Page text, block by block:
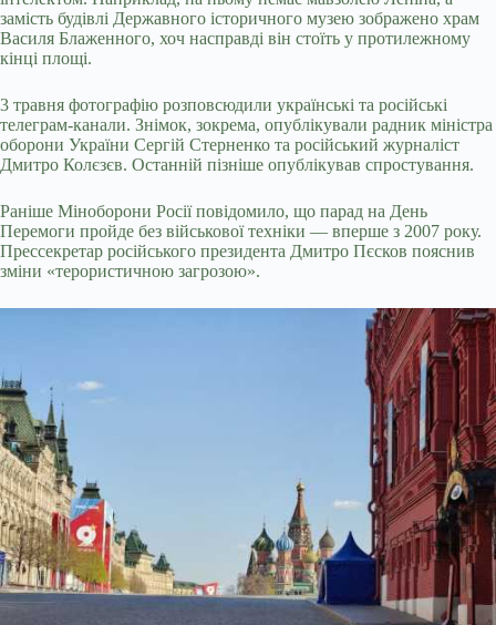
замість будівлі Державного історичного музею зображено храм
Василя Блаженного, хоч насправді він стоїть у протилежному
кінці площі.
3 травня фотографію розповсюдили українські та російські
телеграм-канали. Знімок, зокрема, опублікували радник міністра
оборони України Сергій Стерненко та російський журналіст
Дмитро Колєзєв. Останній пізніше опублікував спростування.
Раніше Міноборони Росії повідомило, що парад на День
Перемоги пройде без військової техніки — вперше з 2007 року.
Прессекретар російського президента Дмитро Пєсков пояснив
зміни «терористичною загрозою».